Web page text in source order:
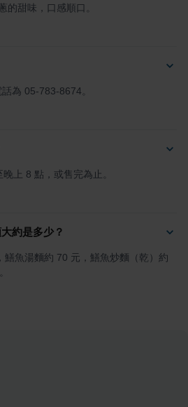
的甜味，口感順口。
為 05-783-8674。
上 8 點，或售完為止。
約是多少？
鱔魚湯麵約 70 元，鱔魚炒麵（乾）約